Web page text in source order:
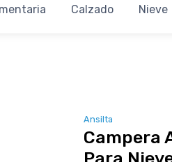
Calzado Nieve
Ansilta
Campera